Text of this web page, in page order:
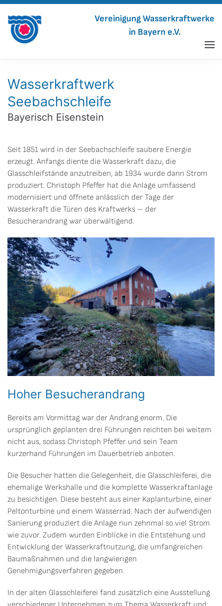
Vereinigung Wasserkraftwerke
in Bayern e.V.
Wasserkraftwerk
Seebachschleife
Bayerisch Eisenstein
Seit 1851 wird in der Seebachschleife saubere Energie
erzeugt. Anfangs diente die Wasserkraft dazu, die
Glasschleifstände anzutreiben, ab 1934 wurde dann Strom
produziert. Christoph Pfeffer hat die Anlage umfassend
modernisiert und öffnete anlässlich der Tage der
Wasserkraft die Türen des Kraftwerks – der
Besucherandrang war überwältigend.
Hoher Besucherandrang
Bereits am Vormittag war der Andrang enorm. Die
ursprünglich geplanten drei Führungen reichten bei weitem
nicht aus, sodass Christoph Pfeffer und sein Team
kurzerhand Führungen im Dauerbetrieb anboten.
Die Besucher hatten die Gelegenheit, die Glasschleiferei, die
ehemalige Werkshalle und die komplette Wasserkraftanlage
zu besichtigen. Diese besteht aus einer Kaplanturbine, einer
Peltonturbine und einem Wasserrad. Nach der aufwendigen
Sanierung produziert die Anlage nun zehnmal so viel Strom
wie zuvor. Zudem wurden Einblicke in die Entstehung und
Entwicklung der Wasserkraftnutzung, die umfangreichen
Baumaßnahmen und die langwierigen
Genehmigungsverfahren gegeben.
In der alten Glasschleiferei fand zusätzlich eine Ausstellung